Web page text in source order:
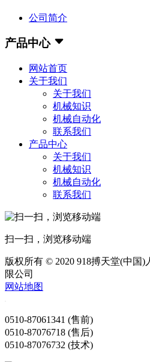
公司简介
产品中心
网站首页
关于我们
关于我们
机械知识
机械自动化
联系我们
产品中心
关于我们
机械知识
机械自动化
联系我们
扫一扫，浏览移动端
版权所有 © 2020 918搏天堂(中国
限公司
网站地图
0510-87061341 (售前)
0510-87076718 (售后)
0510-87076732 (技术)